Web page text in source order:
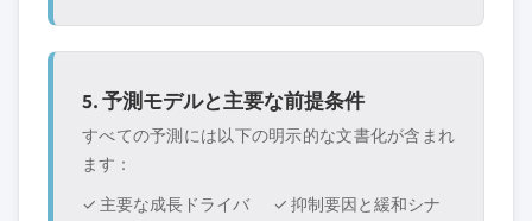
5. 予測モデルと主要な前提条件
すべての予測には以下の明示的な文書化が含まれ
ます：
✓ 主要な成長ドライバ
✓ 抑制要因と緩和シナ